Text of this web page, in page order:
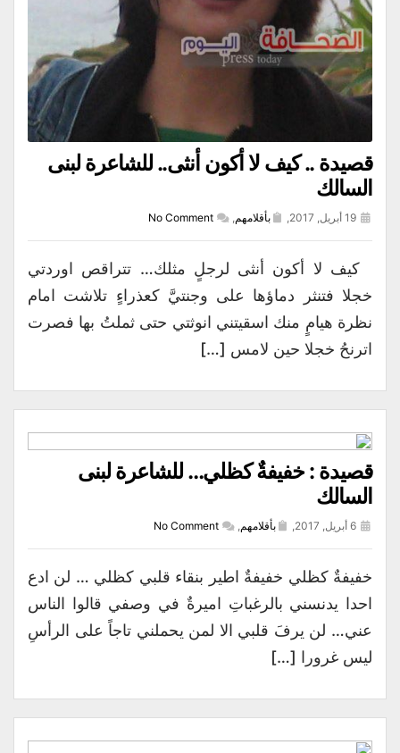
قصيدة .. كيف لا أكون أنثى.. للشاعرة لبنى
السالك
بأقلامهم,
No Comment
كيف لا أكون أنثى لرجلٍ مثلك… تتراقص اوردتي
خجلا فتنثر دماؤها على وجنتيَّ كعذراءٍ تلاشت امام
نظرة هيامٍ منك اسقيتني انوثتي حتى ثملتُ بها فصرت
اترنحُ خجلا حين لامس […]
قصيدة : خفيفةٌ كظلي… للشاعرة لبنى
السالك
بأقلامهم,
No Comment
خفيفةٌ كظلي خفيفةٌ اطير بنقاء قلبي كظلي … لن ادع
احدا يدنسني بالرغباتِ اميرةٌ في وصفي قالوا الناس
عني… لن يرفَ قلبي الا لمن يحملني تاجاً على الرأسِ
ليس غرورا […]